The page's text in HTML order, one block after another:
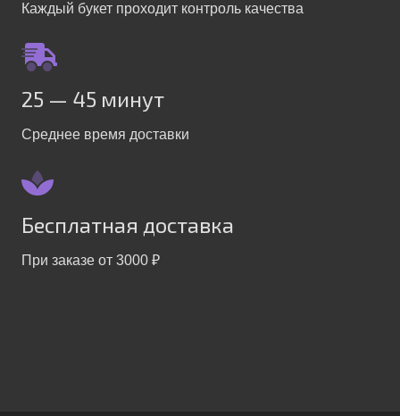
Каждый букет проходит контроль качества
25 — 45 минут
Среднее время доставки
Бесплатная доставка
При заказе от 3000 ₽